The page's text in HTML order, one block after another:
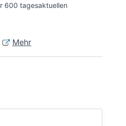
600 tagesaktuellen
Mehr